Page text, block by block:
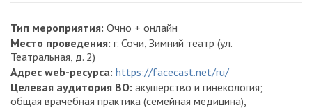
Тип мероприятия: Очно + онлайн
Место проведения: г. Сочи, Зимний театр (ул.
Театральная, д. 2)
Адрес web-ресурса: https://facecast.net/ru/
Целевая аудитория ВО: акушерство и гинекология;
общая врачебная практика (семейная медицина),